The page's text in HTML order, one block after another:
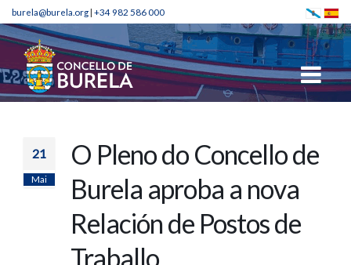
burela@burela.org| +34 982 586 000
21
Mai
O Pleno do Concello de
Burela aproba a nova
Relación de Postos de
Traballo